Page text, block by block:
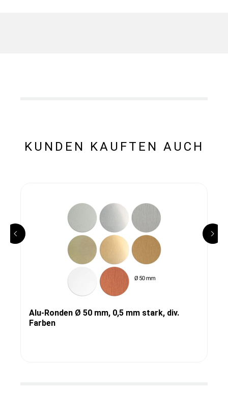
KUNDEN KAUFTEN AUCH
Alu-Ronden Ø 50 mm, 0,5 mm stark, div.
Farben